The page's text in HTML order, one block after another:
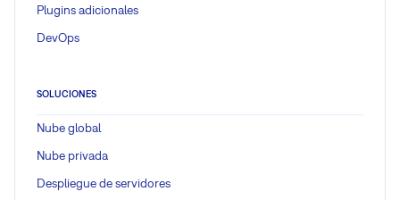
Plugins adicionales
DevOps
SOLUCIONES
Nube global
Nube privada
Despliegue de servidores